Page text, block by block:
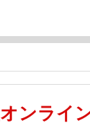
オンライ